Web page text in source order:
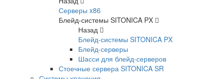
Серверы x86
Блейд-системы SITONICA PX
Назад
Блейд-системы SITONICA PX
Блейд-серверы
Шасси для блейд-серверов
Стоечные сервера SITONICA SR